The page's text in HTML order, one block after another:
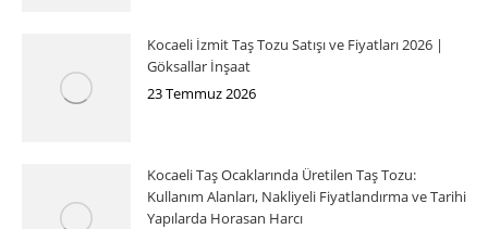
Kocaeli İzmit Taş Tozu Satışı ve Fiyatları 2026 |
Göksallar İnşaat
23 Temmuz 2026
Kocaeli Taş Ocaklarında Üretilen Taş Tozu:
Kullanım Alanları, Nakliyeli Fiyatlandırma ve Tarihi
Yapılarda Horasan Harcı